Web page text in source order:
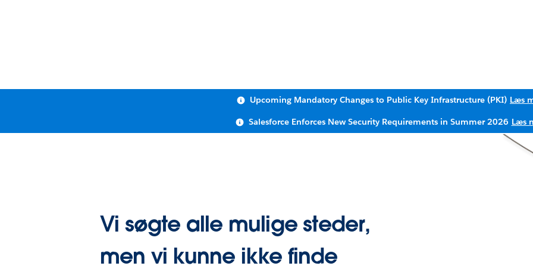
Upcoming Mandatory Changes to Public Key Infrastructure (PKI) Læs
Salesforce Enforces New Security Requirements in Summer 2026 Læs
Vi søgte alle mulige steder,
men vi kunne ikke finde